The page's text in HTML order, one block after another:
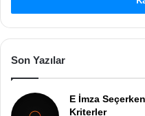
Son Yazılar
E İmza
Kriterler